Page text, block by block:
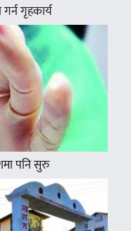
गृहकार्य
पनि सुरु